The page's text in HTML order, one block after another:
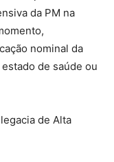
da PM na
nominal da
de saúde ou
de Alta